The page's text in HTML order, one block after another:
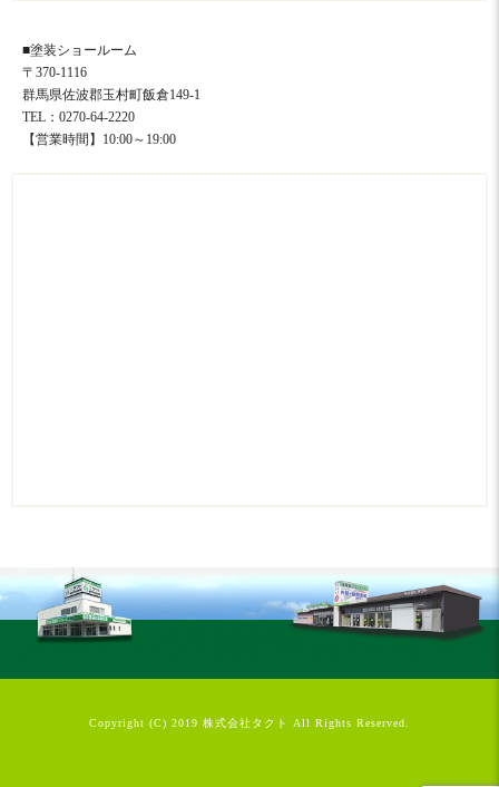
■塗装ショールーム
〒370-1116
群馬県佐波郡玉村町飯倉149-1
TEL：0270-64-2220
【営業時間】10:00～19:00
Copyright (C) 2019 株式会社タクト All Rights Reserved.